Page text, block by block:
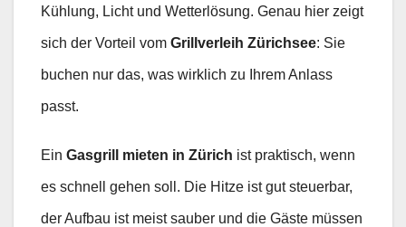
Kühlung, Licht und Wetterlösung. Genau hier zeigt
sich der Vorteil vom Grillverleih Zürichsee: Sie
buchen nur das, was wirklich zu Ihrem Anlass
passt.
Ein Gasgrill mieten in Zürich ist praktisch, wenn
es schnell gehen soll. Die Hitze ist gut steuerbar,
der Aufbau ist meist sauber und die Gäste müssen